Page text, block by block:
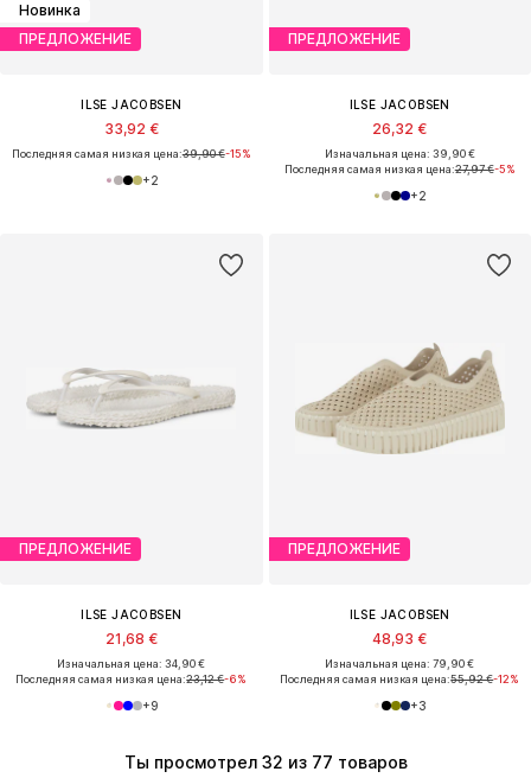
Ты просмотрел 32 из 77 товаров
Новинка
ПРЕДЛОЖЕНИЕ
ILSE JACOBSEN
33,92 €
Последняя самая низкая цена:39,90 €-15%
+2
ПРЕДЛОЖЕНИЕ
ILSE JACOBSEN
26,32 €
Изначальная цена: 39,90 €
Последняя самая низкая цена:27,97 €-5%
+2
ПРЕДЛОЖЕНИЕ
ILSE JACOBSEN
21,68 €
Изначальная цена: 34,90 €
Последняя самая низкая цена:23,12 €-6%
+9
ПРЕДЛОЖЕНИЕ
ILSE JACOBSEN
48,93 €
Изначальная цена: 79,90 €
Последняя самая низкая цена:55,92 €-12%
+3